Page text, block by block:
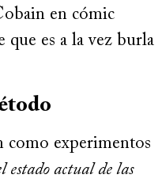
en cómic
que es a la vez burla
como experimentos
actual de las